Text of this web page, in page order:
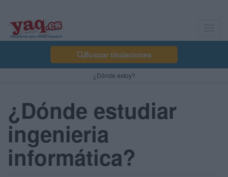
Buscar titulaciones
¿Dónde estoy?
¿Dónde estudiar
ingenieria
informática?